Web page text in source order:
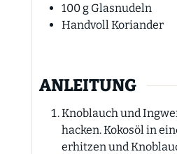
100g Glasnudeln
Handvoll Koriander
ANLEITUNG
Knoblauch und
hacken. Kokosöl in
erhitzen und